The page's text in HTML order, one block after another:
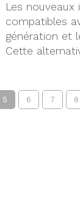
Les nouveaux
compatibles
génération et
Cette
5 6 7 8